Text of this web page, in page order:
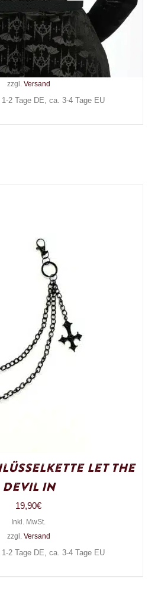
Black Fire
Armour
29,90 €
Inkl. MwSt.
zzgl. Versand
2 Tage DE, ca. 3-4 Tage EU
Let the
Devil In
19,90€
Inkl. MwSt.
zzgl. Versand
2 Tage DE, ca. 3-4 Tage EU